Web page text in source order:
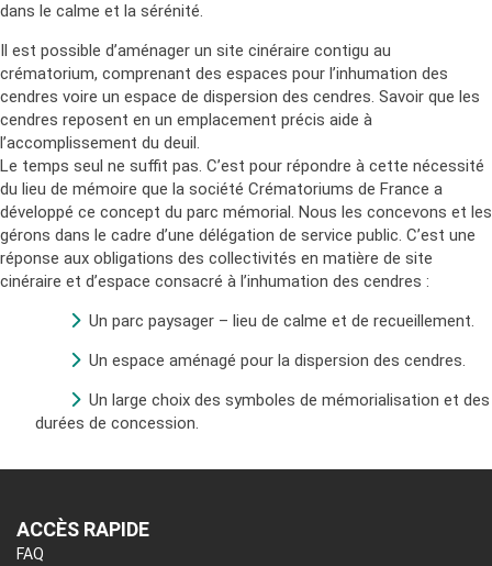
dans le calme et la sérénité.
Il est possible d’aménager un site cinéraire contigu au
crématorium, comprenant des espaces pour l’inhumation des
cendres voire un espace de dispersion des cendres. Savoir que les
cendres reposent en un emplacement précis aide à
l’accomplissement du deuil.
Le temps seul ne suffit pas. C’est pour répondre à cette nécessité
du lieu de mémoire que la société Crématoriums de France a
développé ce concept du parc mémorial. Nous les concevons et les
gérons dans le cadre d’une délégation de service public. C’est une
réponse aux obligations des collectivités en matière de site
cinéraire et d’espace consacré à l’inhumation des cendres :
Un parc paysager – lieu de calme et de recueillement.
Un espace aménagé pour la dispersion des cendres.
Un large choix des symboles de mémorialisation et des
durées de concession.
ACCÈS RAPIDE
FAQ